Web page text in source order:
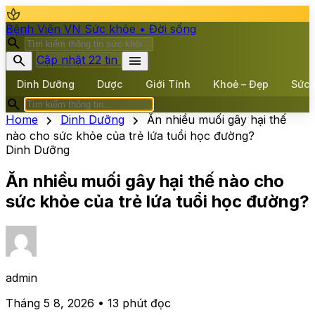
spa
Bệnh Viện VN Sức khỏe • Đời sống
search
search
Cập nhật 22 tin menu
Dinh Dưỡng Dược Giới Tính Khoẻ – Đẹp Sức
search
Home chevron_right Dinh Dưỡng chevron_right
Ăn nhiều muối gây hại thế
nào cho sức khỏe của trẻ lứa tuổi học đường?
Dinh Dưỡng
Ăn nhiều muối gây hại thế nào cho
sức khỏe của trẻ lứa tuổi học đường?
admin
Tháng 5 8, 2026 • 13 phút đọc